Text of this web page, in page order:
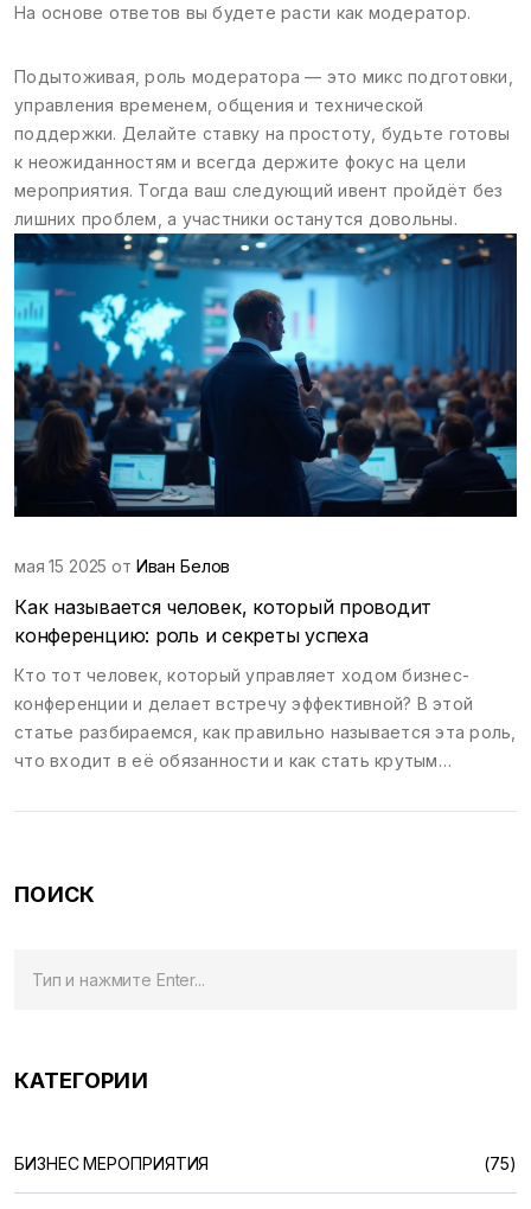
На основе ответов вы будете расти как модератор.
Подытоживая, роль модератора — это микс подготовки,
управления временем, общения и технической
поддержки. Делайте ставку на простоту, будьте готовы
к неожиданностям и всегда держите фокус на цели
мероприятия. Тогда ваш следующий ивент пройдёт без
лишних проблем, а участники останутся довольны.
мая 15 2025 от Иван Белов
Как называется человек, который проводит
конференцию: роль и секреты успеха
Кто тот человек, который управляет ходом бизнес-
конференции и делает встречу эффективной? В этой
статье разбираемся, как правильно называется эта роль,
что входит в её обязанности и как стать крутым
пользуются опытные ведущие и почему без них ни одна
новому взглянуть на привычный формат деловых встреч.
ПОИСК
КАТЕГОРИИ
БИЗНЕС МЕРОПРИЯТИЯ (75)